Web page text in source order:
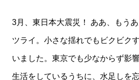
3月、東日本大震災！ ああ、もう
ツライ。小さな揺れでもビクビク
いました。東京でも少なからず影
生活をしているうちに、水足しを